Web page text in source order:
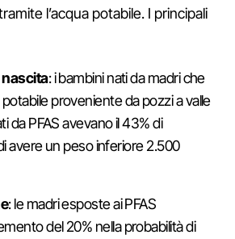
l’acqua potabile. I principali
nascita: i bambini nati da madri che
proveniente da pozzi a valle
da PFAS avevano il 43% di
avere un peso inferiore 2.500
: le madri esposte ai PFAS
del 20% nella probabilità di